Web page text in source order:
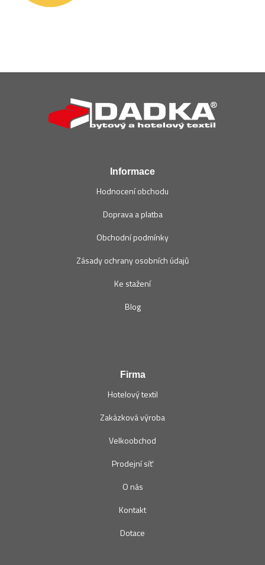
Informace
Hodnocení obchodu
Doprava a platba
Obchodní podmínky
Zásady ochrany osobních údajů
Ke stažení
Blog
Firma
Hotelový textil
Zakázková výroba
Velkoobchod
Prodejní síť
O nás
Kontakt
Dotace